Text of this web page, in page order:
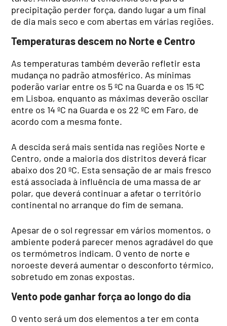
precipitação perder força, dando lugar a um final
de dia mais seco e com abertas em várias regiões.
Temperaturas descem no Norte e Centro
As temperaturas também deverão refletir esta
mudança no padrão atmosférico. As mínimas
poderão variar entre os 5 ºC na Guarda e os 15 ºC
em Lisboa, enquanto as máximas deverão oscilar
entre os 14 ºC na Guarda e os 22 ºC em Faro, de
acordo com a mesma fonte.
A descida será mais sentida nas regiões Norte e
Centro, onde a maioria dos distritos deverá ficar
abaixo dos 20 ºC. Esta sensação de ar mais fresco
está associada à influência de uma massa de ar
polar, que deverá continuar a afetar o território
continental no arranque do fim de semana.
Apesar de o sol regressar em vários momentos, o
ambiente poderá parecer menos agradável do que
os termómetros indicam. O vento de norte e
noroeste deverá aumentar o desconforto térmico,
sobretudo em zonas expostas.
Vento pode ganhar força ao longo do dia
O vento será um dos elementos a ter em conta